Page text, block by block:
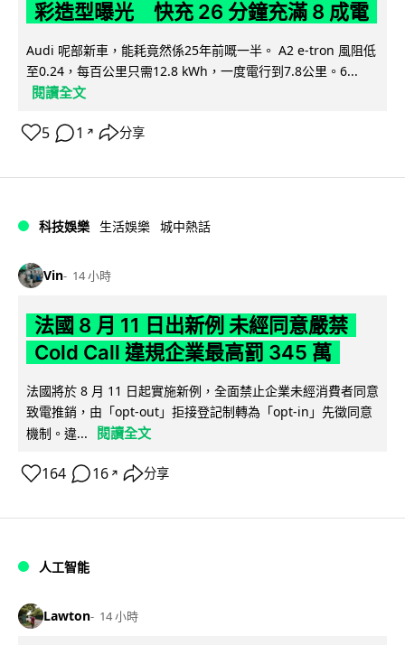
彩造型曝光 快充 26 分鐘充滿 8 成電
Audi 呢部新車，能耗竟然係25年前嘅一半。 A2 e-tron 風阻低
至0.24，每百公里只需12.8 kWh，一度電行到7.8公里。6...
閱讀全文
5 1 ↗ 分享
科技娛樂 生活娛樂 城中熱話
Vin 14 小時
法國 8 月 11 日出新例 未經同意嚴禁
Cold Call 違規企業最高罰 345 萬
法國將於 8 月 11 日起實施新例，全面禁止企業未經消費者同意
致電推銷，由「opt-out」拒接登記制轉為「opt-in」先徵同意
機制。違...
閱讀全文
164 16 ↗ 分享
人工智能
Lawton 14 小時